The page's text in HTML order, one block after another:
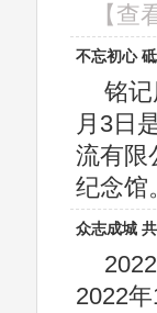
【查
不忘初心
铭
月3日
流有限
纪念馆
众志成城
2022